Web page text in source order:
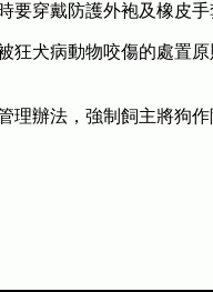
穿戴防護外袍及橡皮
犬病動物咬傷的處置原
理辦法，強制飼主將狗